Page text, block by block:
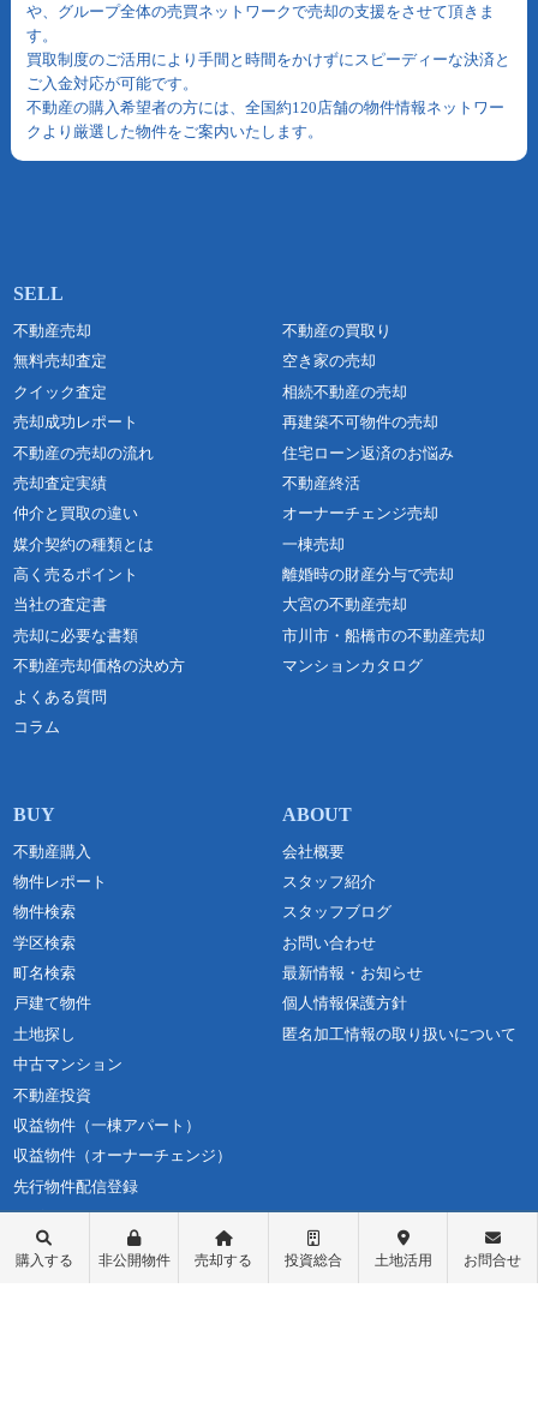
や、グループ全体の売買ネットワークで売却の支援をさせて頂きま
す。
買取制度のご活用により手間と時間をかけずにスピーディーな決済と
ご入金対応が可能です。
不動産の購入希望者の方には、全国約120店舗の物件情報ネットワー
クより厳選した物件をご案内いたします。
不動産売却
無料売却査定
クイック査定
売却成功レポート
不動産の売却の流れ
売却査定実績
仲介と買取の違い
媒介契約の種類とは
高く売るポイント
当社の査定書
売却に必要な書類
不動産売却価格の決め方
よくある質問
コラム
不動産の買取り
空き家の売却
相続不動産の売却
再建築不可物件の売却
住宅ローン返済のお悩み
不動産終活
オーナーチェンジ売却
一棟売却
離婚時の財産分与で売却
大宮の不動産売却
市川市・船橋市の不動産売却
マンションカタログ
不動産購入
物件レポート
物件検索
学区検索
町名検索
戸建て物件
土地探し
中古マンション
不動産投資
収益物件（一棟アパート）
収益物件（オーナーチェンジ）
先行物件配信登録
ログイン
会社概要
スタッフ紹介
スタッフブログ
お問い合わせ
最新情報・お知らせ
個人情報保護方針
匿名加工情報の取り扱いについて
購入する 非公開物件 売却する 投資総合 土地活用 お問合せ